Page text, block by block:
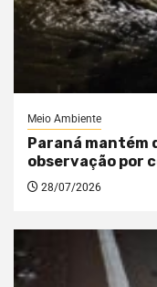
Meio Ambiente
Paraná mantém
observação por
28/07/2026